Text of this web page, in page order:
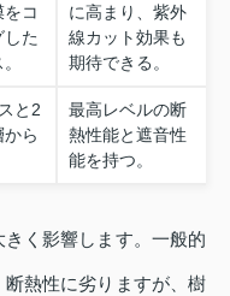
コ
た
に高まり、紫外
線カット効果も
期待できる。
と2
ら
最高レベルの断
熱性能と遮音性
能を持つ。
く影響します。一般的
熱性に劣りますが、樹